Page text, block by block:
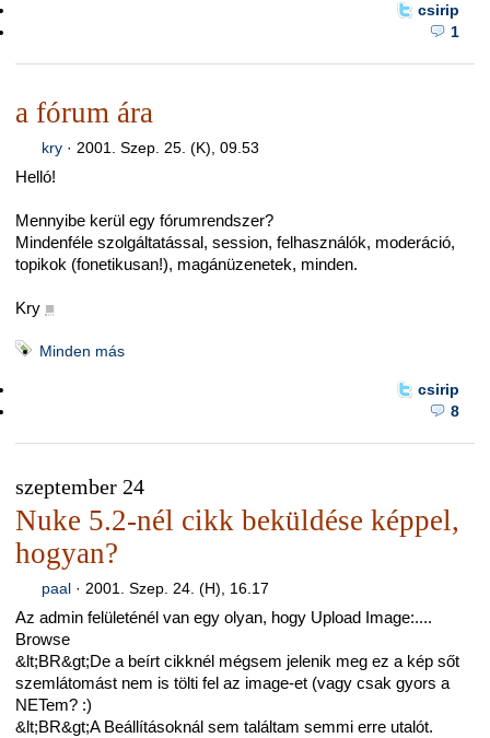
csirip
1
a fórum ára
kry· 2001. Szep. 25. (K), 09.53
Helló!
Mennyibe kerül egy fórumrendszer?
Mindenféle szolgáltatással, session, felhasználók, moderáció,
topikok (fonetikusan!), magánüzenetek, minden.
Kry ■
Minden más
csirip
8
szeptember 24
Nuke 5.2-nél cikk beküldése képpel,
hogyan?
paal· 2001. Szep. 24. (H), 16.17
Az admin felületénél van egy olyan, hogy Upload Image:....
Browse
&lt;BR&gt;De a beírt cikknél mégsem jelenik meg ez a kép sőt
szemlátomást nem is tölti fel az image-et (vagy csak gyors a
NETem? :)
&lt;BR&gt;A Beállításoknál sem találtam semmi erre utalót.